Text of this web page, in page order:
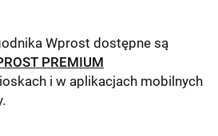
Wprost dostępne są
PREMIUM
i w aplikacjach mobilnych
.